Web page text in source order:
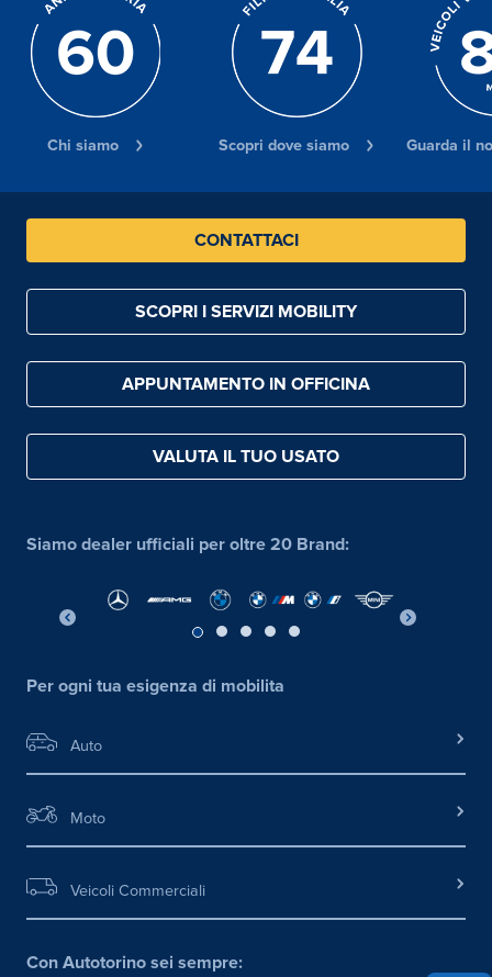
Chi siamo Scopri dove siamo Guarda il
CONTATTACI
SCOPRI I SERVIZI MOBILITY
APPUNTAMENTO IN OFFICINA
VALUTA IL TUO USATO
Siamo dealer ufficiali per oltre 20 Brand:
Per ogni tua esigenza di mobilita
Auto
Moto
Veicoli Commerciali
Con Autotorino sei sempre: